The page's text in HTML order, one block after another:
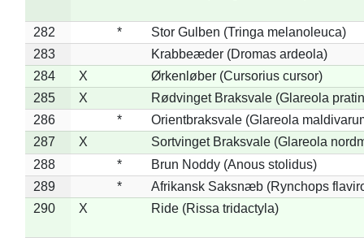
282 *
Stor Gulben (Tringa melanoleuca)
283
Krabbeæder (Dromas ardeola)
284
X
Ørkenløber (Cursorius cursor)
285
X
Rødvinget Braksvale (Glareola
286
*
Orientbraksvale (Glareola
287
X
Sortvinget Braksvale (Glareola
288
*
Brun Noddy (Anous stolidus)
289
*
Afrikansk Saksnæb (Rynchops
290
X Ride (Rissa tridactyla)